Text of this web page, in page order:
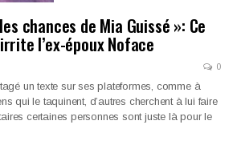
chances de Mia Guissé »: Ce
l’ex-époux Noface
0
un texte sur ses plateformes, comme à
qui le taquinent, d’autres cherchent à lui faire
certaines personnes sont juste là pour le